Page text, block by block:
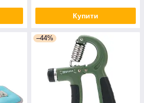
Купити
–44%